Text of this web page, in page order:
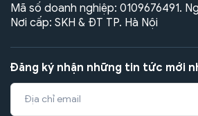
Mã số doanh nghiệp: 0109676491.
Nơi cấp: SKH & ĐT TP. Hà Nội
Đăng ký nhận những tin tức mới